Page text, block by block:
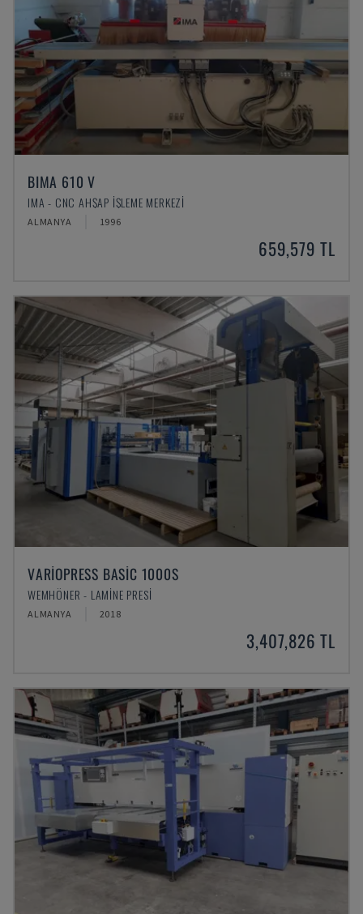
BIMA 610 V
IMA - CNC AHŞAP İŞLEME MERKEZI
ALMANYA 1996
659,579 TL
VARIOPRESS BASIC 1000S
WEMHÖNER - LAMINE PRESI
ALMANYA 2018
3,407,826 TL